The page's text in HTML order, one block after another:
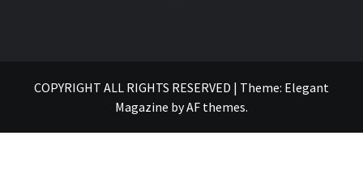
COPYRIGHT ALL RIGHTS RESERVED | Theme: Elegant
Magazine byAF themes.